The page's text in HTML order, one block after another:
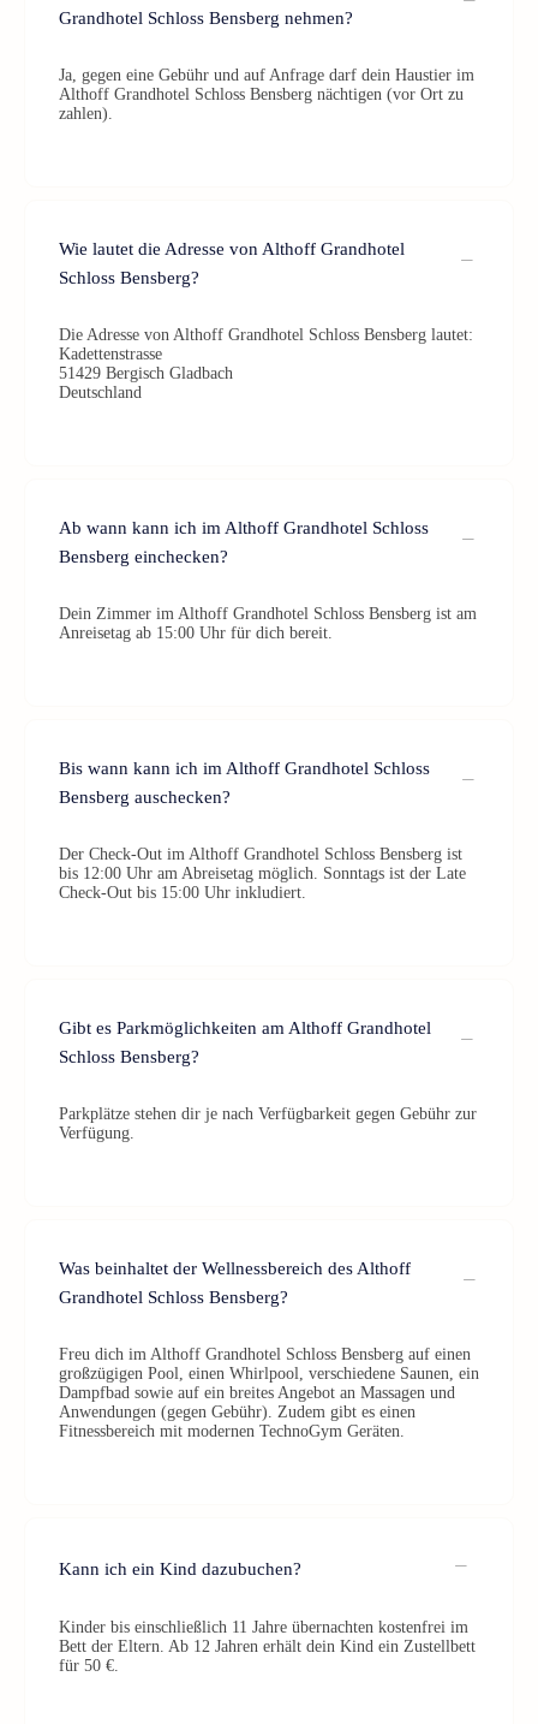
Grandhotel Schloss Bensberg nehmen?
Ja, gegen eine Gebühr und auf Anfrage darf dein Haustier im
Althoff Grandhotel Schloss Bensberg nächtigen (vor Ort zu
zahlen).
Wie lautet die Adresse von Althoff Grandhotel
Schloss Bensberg?
Die Adresse von Althoff Grandhotel Schloss Bensberg lautet:
Kadettenstrasse
51429 Bergisch Gladbach
Deutschland
Ab wann kann ich im Althoff Grandhotel Schloss
Bensberg einchecken?
Dein Zimmer im Althoff Grandhotel Schloss Bensberg ist am
Anreisetag ab 15:00 Uhr für dich bereit.
Bis wann kann ich im Althoff Grandhotel Schloss
Bensberg auschecken?
Der Check-Out im Althoff Grandhotel Schloss Bensberg ist
bis 12:00 Uhr am Abreisetag möglich. Sonntags ist der Late
Check-Out bis 15:00 Uhr inkludiert.
Gibt es Parkmöglichkeiten am Althoff Grandhotel
Schloss Bensberg?
Parkplätze stehen dir je nach Verfügbarkeit gegen Gebühr zur
Verfügung.
Was beinhaltet der Wellnessbereich des Althoff
Grandhotel Schloss Bensberg?
Freu dich im Althoff Grandhotel Schloss Bensberg auf einen
großzügigen Pool, einen Whirlpool, verschiedene Saunen, ein
Dampfbad sowie auf ein breites Angebot an Massagen und
Anwendungen (gegen Gebühr). Zudem gibt es einen
Fitnessbereich mit modernen TechnoGym Geräten.
Kann ich ein Kind dazubuchen?
Kinder bis einschließlich 11 Jahre übernachten kostenfrei im
Bett der Eltern. Ab 12 Jahren erhält dein Kind ein Zustellbett
für 50 €.